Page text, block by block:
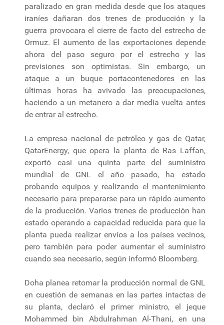
paralizado en gran medida desde que los ataques
iraníes dañaran dos trenes de producción y la
guerra provocara el cierre de facto del estrecho de
Ormuz. El aumento de las exportaciones depende
ahora del paso seguro por el estrecho y las
previsiones son optimistas. Sin embargo, un
ataque a un buque portacontenedores en las
últimas horas ha avivado las preocupaciones,
haciendo a un metanero a dar media vuelta antes
de entrar al estrecho.
La empresa nacional de petróleo y gas de Qatar,
QatarEnergy, que opera la planta de Ras Laffan,
exportó casi una quinta parte del suministro
mundial de GNL el año pasado, ha estado
probando equipos y realizando el mantenimiento
necesario para prepararse para un rápido aumento
de la producción. Varios trenes de producción han
estado operando a capacidad reducida para que la
planta pueda realizar envíos a los países vecinos,
pero también para poder aumentar el suministro
cuando sea necesario, según informó Bloomberg.
Doha planea retomar la producción normal de GNL
en cuestión de semanas en las partes intactas de
su planta, declaró el primer ministro, el jeque
Mohammed bin Abdulrahman Al-Thani, en una